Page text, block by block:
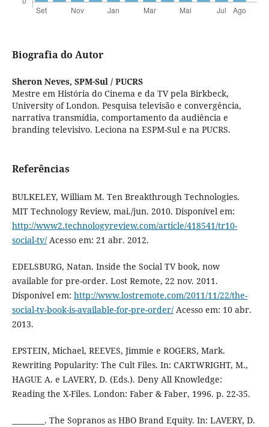
Biografia do Autor
Sheron Neves, SPM-Sul / PUCRS
Mestre em História do Cinema e da TV pela Birkbeck,
University of London. Pesquisa televisão e convergência,
narrativa transmídia, comportamento da audiência e
branding televisivo. Leciona na ESPM-Sul e na PUCRS.
Referências
BULKELEY, William M. Ten Breakthrough Technologies.
MIT Technology Review, mai./jun. 2010. Disponível em:
http://www2.technologyreview.com/article/418541/tr10-
social-tv/Acesso em: 21 abr. 2012.
EDELSBURG, Natan. Inside the Social TV book, now
available for pre-order. Lost Remote, 22 nov. 2011.
Disponível em: http://www.lostremote.com/2011/11/22/the-
social-tv-book-is-available-for-pre-order/Acesso em: 10 abr.
2013.
EPSTEIN, Michael, REEVES, Jimmie e ROGERS, Mark.
Rewriting Popularity: The Cult Files. In: CARTWRIGHT, M.,
HAGUE A. e LAVERY, D. (Eds.). Deny All Knowledge:
Reading the X-Files. London: Faber & Faber, 1996. p. 22-35.
_________. The Sopranos as HBO Brand Equity. In: LAVERY, D.